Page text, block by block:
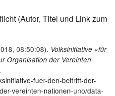
(Autor, Titel und Link zum
08:50:08). Volksinitiative «für
Organisation der Vereinten
.
fuer-den-beitritt-der-
vereinten-nationen-uno/data-